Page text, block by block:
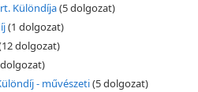
Különdíja(5 dolgozat)
(1 dolgozat)
dolgozat)
- művészeti(5 dolgozat)